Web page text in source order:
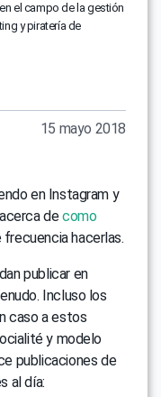
el campo de la gestión
y piratería de
15 mayo 2018
en Instagram y
decomo
frecuencia hacerlas.
publicar en
Incluso los
caso a estos
y modelo
publicaciones de
al día: